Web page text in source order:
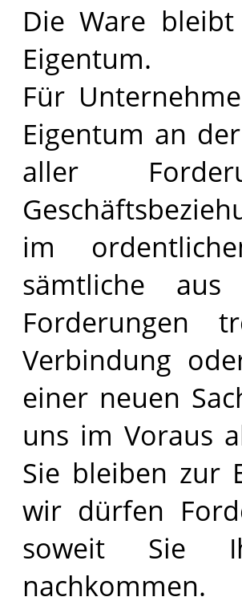
Die Ware
Eigentum.
Für
Eigentum an
aller
im
sämtliche aus
Forderungen
Verbindung
einer neuen
uns im Voraus
Sie bleiben zur
wir dürfen
soweit Sie
nachkommen.